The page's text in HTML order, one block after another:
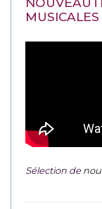
MUSICALES
Sélection de